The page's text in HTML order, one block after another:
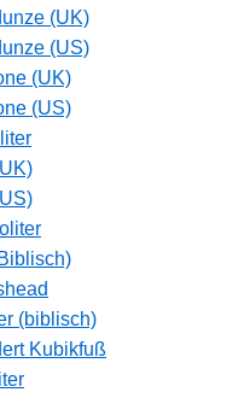
(UK)
(US)
(UK)
(US)
(biblisch)
Kubikfuß